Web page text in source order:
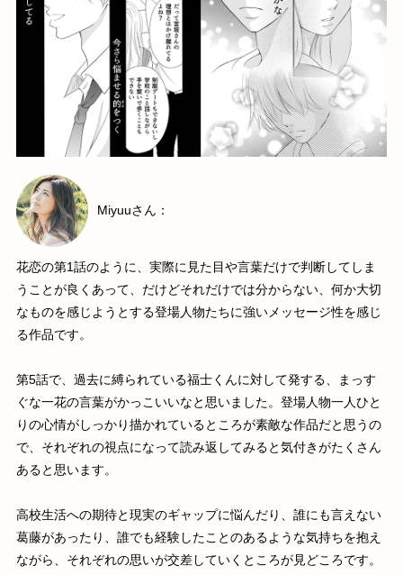
Miyuuさん：
花恋の第1話のように、実際に見た目や言葉だけで判断してしま
うことが良くあって、だけどそれだけでは分からない、何か大切
なものを感じようとする登場人物たちに強いメッセージ性を感じ
る作品です。
第5話で、過去に縛られている福士くんに対して発する、まっす
ぐな一花の言葉がかっこいいなと思いました。登場人物一人ひと
りの心情がしっかり描かれているところが素敵な作品だと思うの
で、それぞれの視点になって読み返してみると気付きがたくさん
あると思います。
高校生活への期待と現実のギャップに悩んだり、誰にも言えない
葛藤があったり、誰でも経験したことのあるような気持ちを抱え
ながら、それぞれの思いが交差していくところが見どころです。